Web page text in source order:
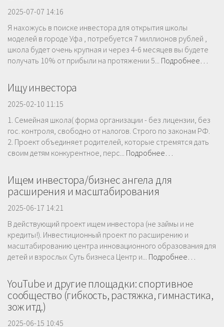
2025-07-07 14:16
Я нахожусь в поиске инвестора для открытия школы
моделей в городе Уфа , потребуется 7 миллионов рублей ,
школа будет очень крупная и через 4-6 месяцев вы будете
получать 10% от прибыли на протяжении 5... Подробнее…
Ищу инвестора
2025-02-10 11:15
1. Семейная школа( форма организации - без лицензии, без
гос. контроля, свободно от налогов. Строго по законам РФ.
2. Проект объединяет родителей, которые стремятся дать
своим детям конкурентное, перс... Подробнее…
Ищем инвестора/бизнес ангела для
расширения и масштабирования
2025-06-17 14:21
В действующий проект ищем инвестора (не займы и не
кредиты!). Инвестиционный проект по расширению и
масштабированию центра инновационного образования для
детей и взрослых Суть бизнеса Центр и... Подробнее…
YouTube и другие площадки: спортивное
сообщество (гибкость, растяжка, гимнастика,
зож итд.)
2025-06-15 10:45